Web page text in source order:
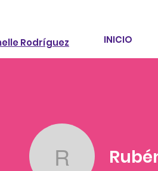
Rodríguez INICIO